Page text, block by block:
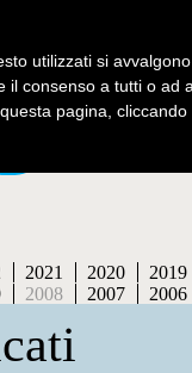
contatti
2021 2020
2019
2008 2007 2006
utilizzati si
il consenso a tutti o ad
pagina,